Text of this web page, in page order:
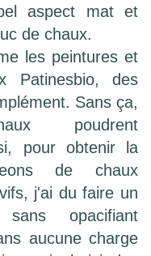
aspect mat et
de chaux.
les peintures et
Patinesbio, des
Sans ça,
poudrent
pour obtenir la
de chaux
j'ai du faire un
sans opacifiant
aucune charge